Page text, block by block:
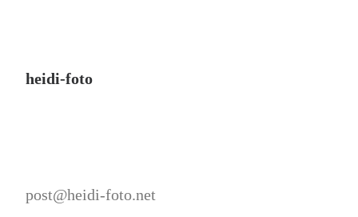
heidi-foto
post@heidi-foto.net